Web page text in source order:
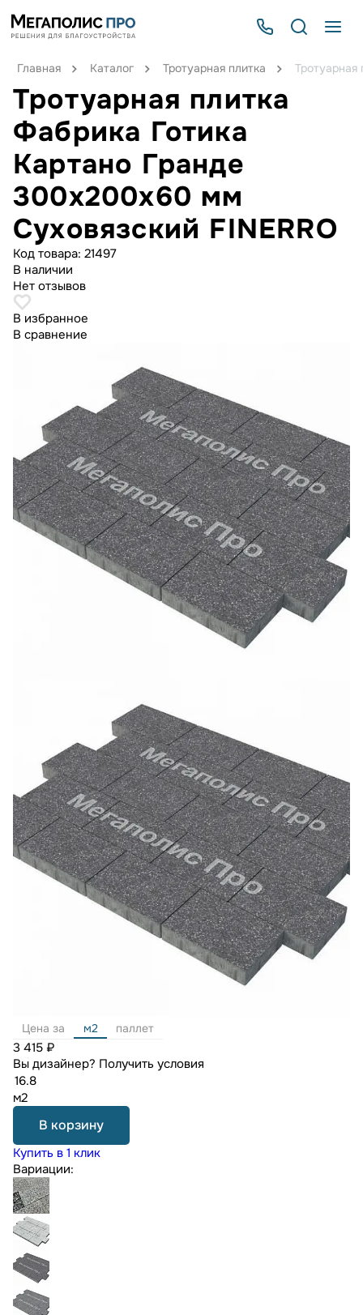
Главная Каталог Тротуарная плитка Тротуарная
Тротуарная плитка
Фабрика Готика
Картано Гранде
300х200х60 мм
Суховязский FINERRO
Код товара: 21497
В наличии
Нет отзывов
В избранное
В сравнение
Цена за м2 паллет
3 415 ₽
Вы дизайнер? Получить условия
м2
В корзину
Купить в 1 клик
Вариации: